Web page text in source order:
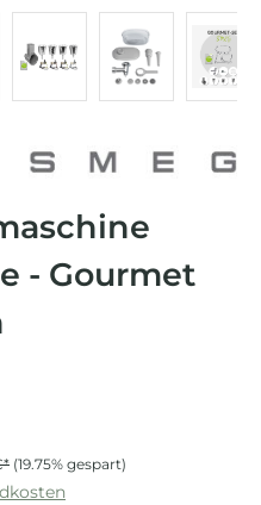
- Gourmet
(19.75% gespart)